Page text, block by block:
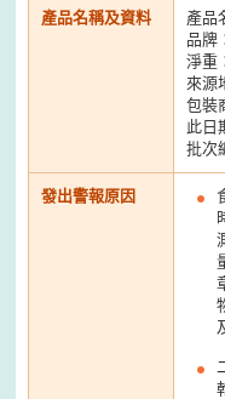
產品名稱及資料
產品
品牌
淨重
來源
包裝
此日
批次
發出警報原因